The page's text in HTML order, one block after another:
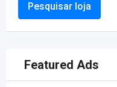
Pesquisar loja
Featured Ads